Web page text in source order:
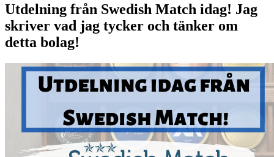
Utdelning från Swedish Match idag! Jag
skriver vad jag tycker och tänker om
detta bolag!